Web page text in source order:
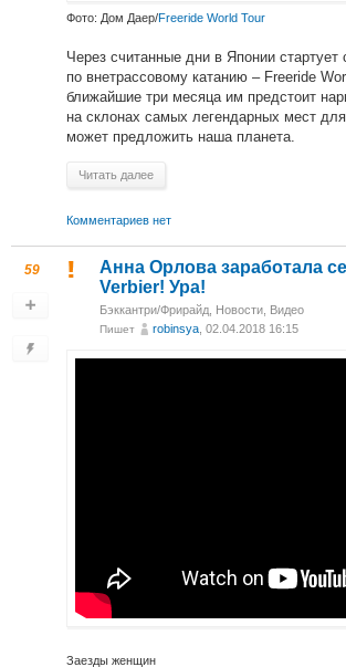
Фото: Дом Даер/Freeride World Tour
Через считанные дни в Японии стартует
по внетрассовому катанию – Freeride
ближайшие три месяца им предстоит
на склонах самых легендарных мест
может предложить наша планета.
Читать далее
Комментариев нет
59
Анна Орлова заработала
Verbier! Ура!
Бэккантри/Фрирайд Новости Видео
Пишет robinsya , 02.04.2018 16:15
Заезды женщин